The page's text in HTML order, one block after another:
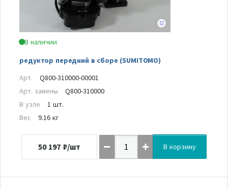
В наличии
редуктор передний в сборе (SUMITOMO)
Арт.
Q800-310000-00001
Арт. замены
Q800-310000
В узле
1 шт.
Вес
9.16 кг
50 197 ₽/шт В корзину